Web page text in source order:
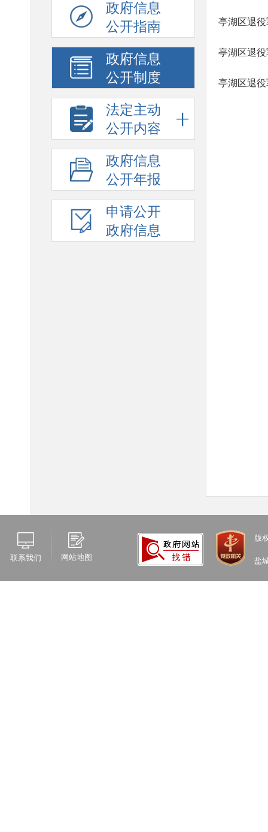
政府信息
公开指南
政府信息
公开制度
法定主动
公开内容
政府信息
公开年报
申请公开
政府信息
亭湖区退
亭湖区退
亭湖区退
联系我们 网站地图
版
盐